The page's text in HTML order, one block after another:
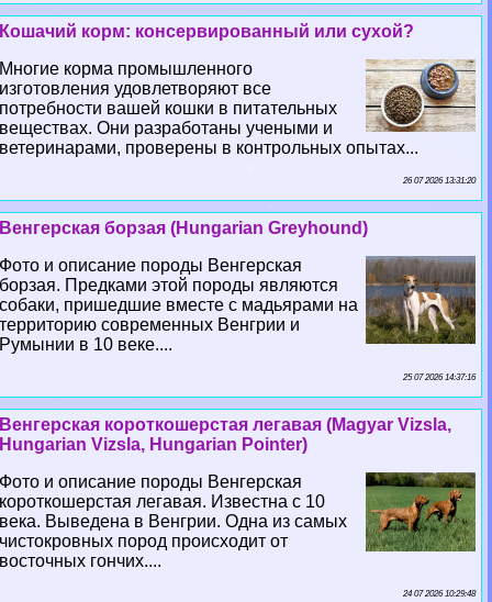
Кошачий корм: консервированный или сухой?
Многие корма промышленного
изготовления удовлетворяют все
потребности вашей кошки в питательных
веществах. Они разработаны учеными и
ветеринарами, проверены в контрольных опытах...
26 07 2026 13:31:20
Венгерская борзая (Hungarian Greyhound)
Фото и описание породы Венгерская
борзая. Предками этой породы являются
собаки, пришедшие вместе с мадьярами на
территорию современных Венгрии и
Румынии в 10 веке....
25 07 2026 14:37:16
Венгерская короткошерстая легавая (Magyar Vizsla,
Hungarian Vizsla, Hungarian Pointer)
Фото и описание породы Венгерская
короткошерстая легавая. Известна с 10
века. Выведена в Венгрии. Одна из самых
чистокровных пород происходит от
восточных гончих....
24 07 2026 10:29:48